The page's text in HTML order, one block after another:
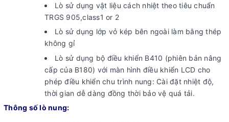
Lò sử dụng vật liệu cách nhiệt theo tiêu chuẩn
TRGS 905,class1 or 2
Lò sử dụng lớp vỏ kép bên ngoài làm bằng thép
không gỉ
Lò sử dụng bộ điều khiển B410 (phiên bản nâng
cấp của B180) với màn hình điều khiển LCD cho
phép điều khiển chu trình nung: Cài đặt nhiệt độ,
thời gian dễ dàng đồng thời bảo vệ quá tải.
Thông số lò nung: